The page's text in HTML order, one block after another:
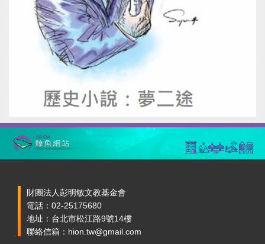
財團法人彭明敏文教基金會
電話：02-25175680
地址：台北市松江路9號14樓
聯絡信箱：hion.tw@gmail.com